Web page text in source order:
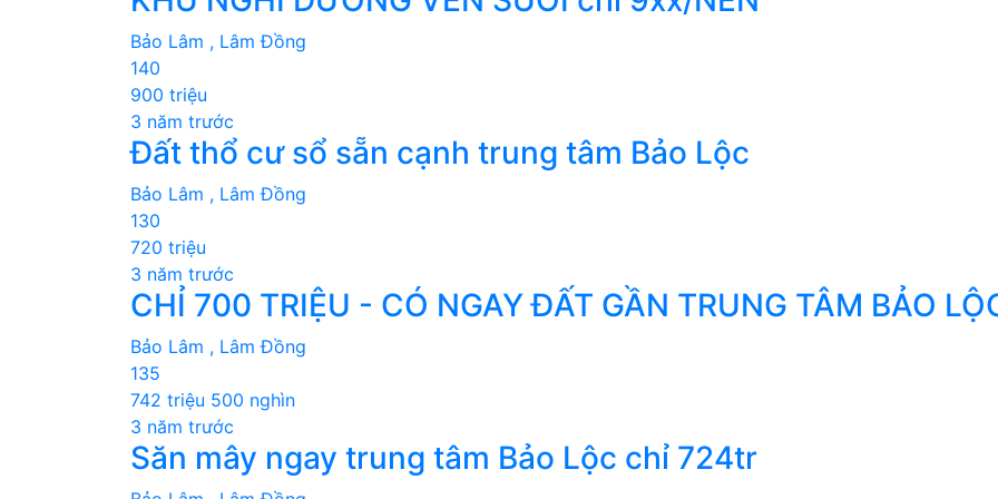
Bảo Lâm , Lâm Đồng
140
900 triệu
3 năm trước
Đất thổ cư sổ sẵn cạnh trung tâm Bảo Lộc
Bảo Lâm , Lâm Đồng
130
720 triệu
3 năm trước
CHỈ 700 TRIỆU - CÓ NGAY ĐẤT GẦN TRUNG TÂM BẢO
Bảo Lâm , Lâm Đồng
135
742 triệu 500 nghìn
3 năm trước
Săn mây ngay trung tâm Bảo Lộc chỉ 724tr